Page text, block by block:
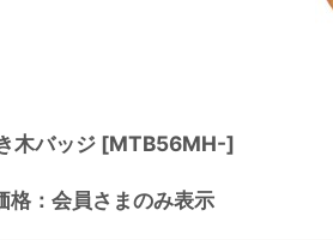
木バッジ [MTB56MH-]
格：会員さまのみ表示